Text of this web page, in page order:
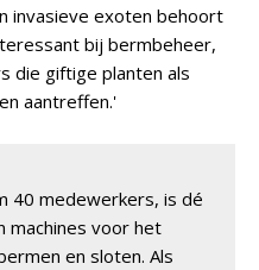
invasieve exoten behoort
bij bermbeheer,
die giftige planten als
aantreffen.'
40 medewerkers, is dé
machines voor het
en sloten. Als